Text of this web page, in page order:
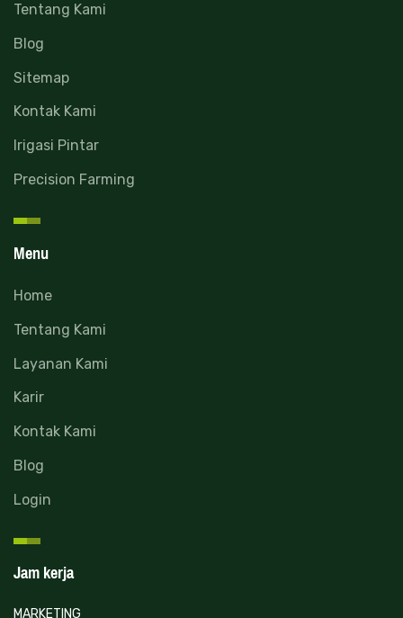
Tentang Kami
Blog
Sitemap
Kontak Kami
Irigasi Pintar
Precision Farming
Menu
Home
Tentang Kami
Layanan Kami
Karir
Kontak Kami
Blog
Login
Jam kerja
MARKETING